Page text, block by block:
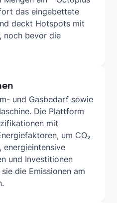
das eingebettete
deckt Hotspots mit
noch bevor die
und Gasbedarf sowie
Die Plattform
mit
um CO₂
energieintensive
und Investitionen
die Emissionen am